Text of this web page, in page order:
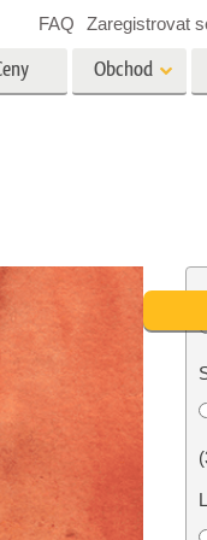
Foto Obnovení
Obchod
FAQ Zaregistrovat